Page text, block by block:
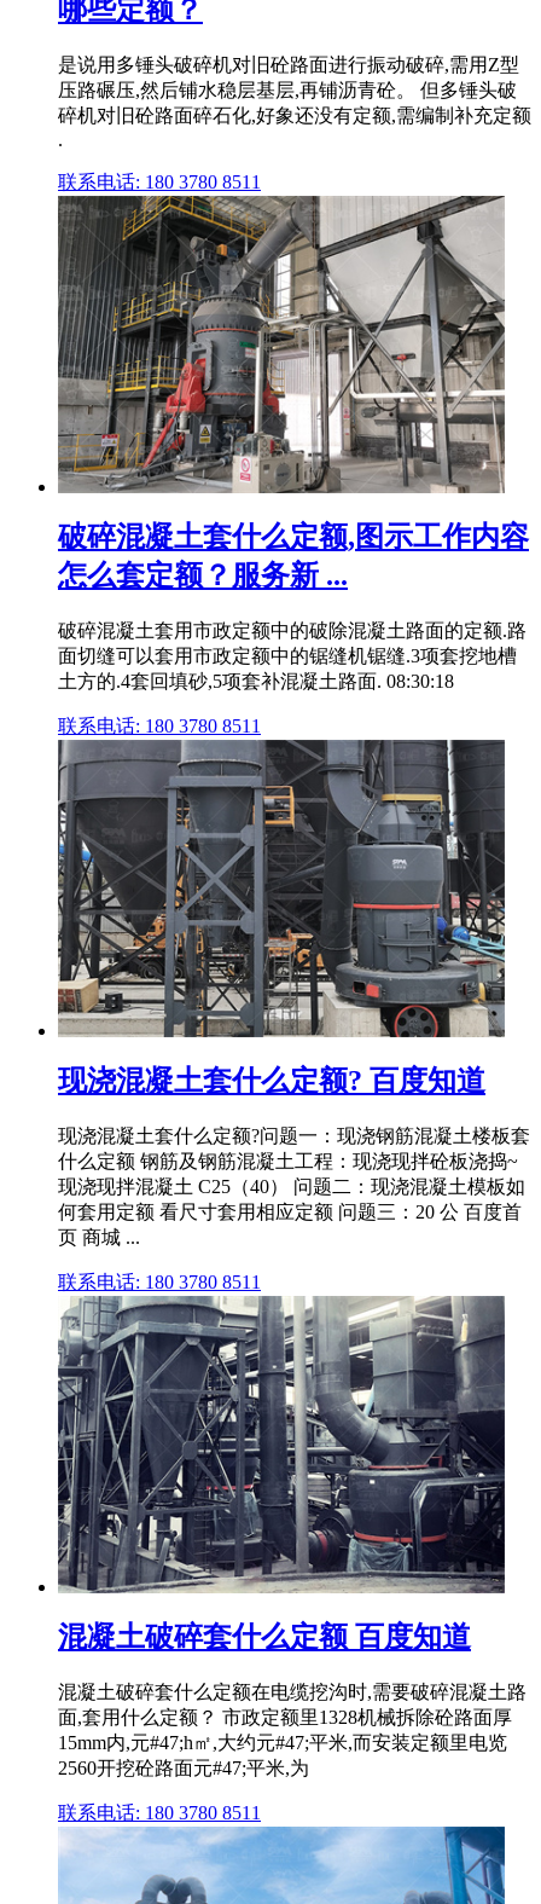
哪些定额？
是说用多锤头破碎机对旧砼路面进行振动破碎,需用Z型
压路碾压,然后铺水稳层基层,再铺沥青砼。 但多锤头破
碎机对旧砼路面碎石化,好象还没有定额,需编制补充定额
.
联系电话: 180 3780 8511
破碎混凝土套什么定额,图示工作内容
怎么套定额？服务新 ...
破碎混凝土套用市政定额中的破除混凝土路面的定额.路
面切缝可以套用市政定额中的锯缝机锯缝.3项套挖地槽
土方的.4套回填砂,5项套补混凝土路面. 08:30:18
联系电话: 180 3780 8511
现浇混凝土套什么定额? 百度知道
现浇混凝土套什么定额?问题一：现浇钢筋混凝土楼板套
什么定额 钢筋及钢筋混凝土工程：现浇现拌砼板浇捣~
现浇现拌混凝土 C25（40） 问题二：现浇混凝土模板如
何套用定额 看尺寸套用相应定额 问题三：20 公 百度首
页 商城 ...
联系电话: 180 3780 8511
混凝土破碎套什么定额 百度知道
混凝土破碎套什么定额在电缆挖沟时,需要破碎混凝土路
面,套用什么定额？ 市政定额里1328机械拆除砼路面厚
15mm内,元#47;h㎡,大约元#47;平米,而安装定额里电览
2560开挖砼路面元#47;平米,为
联系电话: 180 3780 8511